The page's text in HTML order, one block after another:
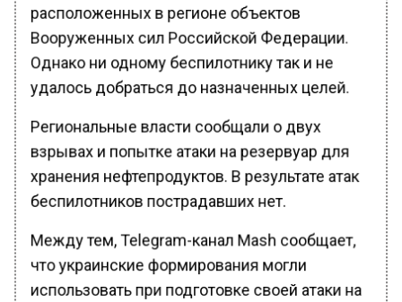
расположенных в регионе объектов
Вооруженных сил Российской Федерации.
Однако ни одному беспилотнику так и не
удалось добраться до назначенных целей.
Региональные власти сообщали о двух
взрывах и попытке атаки на резервуар для
хранения нефтепродуктов. В результате атак
беспилотников пострадавших нет.
Между тем, Telegram-канал Mash сообщает,
что украинские формирования могли
использовать при подготовке своей атаки на